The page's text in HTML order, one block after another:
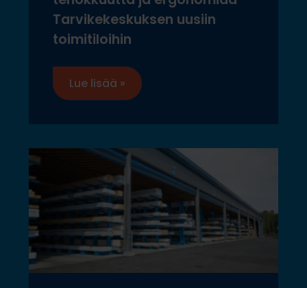
Tarvikekeskuksen uusiin
toimitiloihin
Lue lisää »